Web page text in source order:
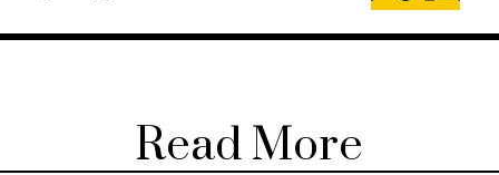
Read More